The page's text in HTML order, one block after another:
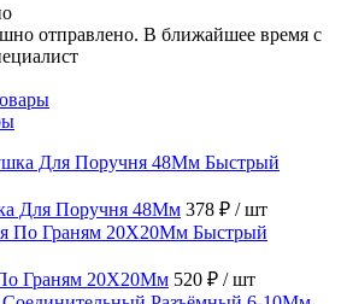
отправлено. В ближайшее время с
Быстрый
Для Поручня 48Мм 378 ₽ / шт
Быстрый
Граням 20X20Мм 520 ₽ / шт